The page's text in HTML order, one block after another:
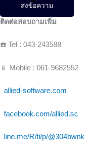
ส่งข้อความ
ติดต่อสอบถามเพิ่ม
☎️ Tel : 043-243588
📱 Mobile : 061-9682552
allied-software.com
facebook.com/allied.sc
line.me/R/ti/p/